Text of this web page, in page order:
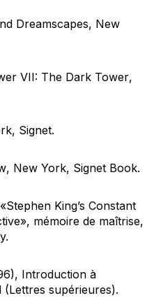
Dreamscapes, New
VII: The Dark Tower,
Signet.
, New York, Signet Book.
King’s Constant
mémoire de maîtrise,
Introduction à
(Lettres supérieures).